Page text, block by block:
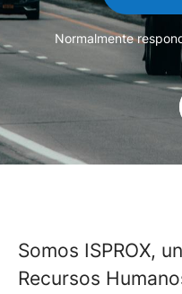
Normalmente
Somos ISPROX,
Recursos